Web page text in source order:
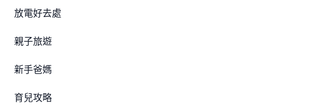
放電好去處
親子旅遊
新手爸媽
育兒攻略